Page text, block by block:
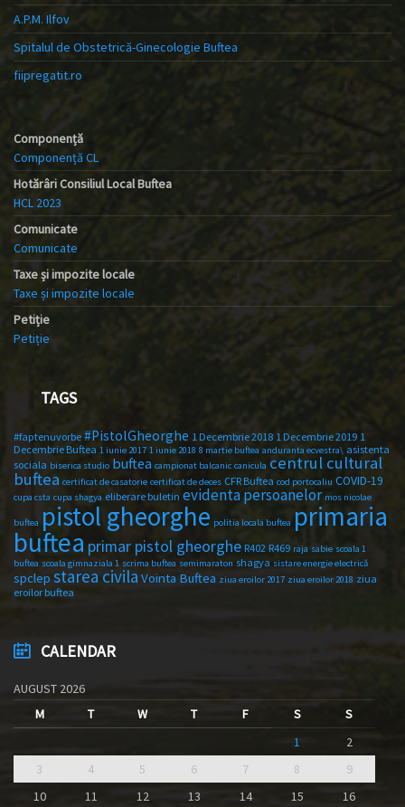
A.P.M. Ilfov
Spitalul de Obstetrică-Ginecologie Buftea
fiipregatit.ro
Componență
Componență CL
Hotărâri Consiliul Local Buftea
HCL 2023
Comunicate
Comunicate
Taxe și impozite locale
Taxe și impozite locale
Petiție
Petiție
TAGS
#faptenuvorbe #PistolGheorghe 1 Decembrie 2018 1 Decembrie 2019 1
Decembrie Buftea 1 iunie 2017 1 iunie 2018 8 martie buftea anduranta ecvestra\ asistenta
sociala biserica studio buftea campionat balcanic canicula centrul cultural
buftea certificat de casatorie certificat de deces CFR Buftea cod portocaliu COVID-19
cupa csta cupa shagya eliberare buletin evidenta persoanelor mos nicolae
buftea pistol gheorghe politia locala buftea primaria
buftea primar pistol gheorghe R402 R469 raja sabie scoala 1
buftea scoala gimnaziala 1 scrima buftea semimaraton shagya sistare energie electrică
spclep starea civila Vointa Buftea ziua eroilor 2017 ziua eroilor 2018 ziua
eroilor buftea
CALENDAR
AUGUST 2026
M
T W T F S
S
1
2
3
4 5 6 7 8
9
10
11 12 13 14 15 16